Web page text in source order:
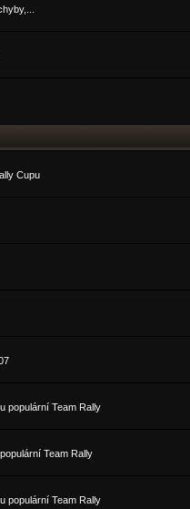
Cupu
populární Team Rally
Team Rally
populární Team Rally